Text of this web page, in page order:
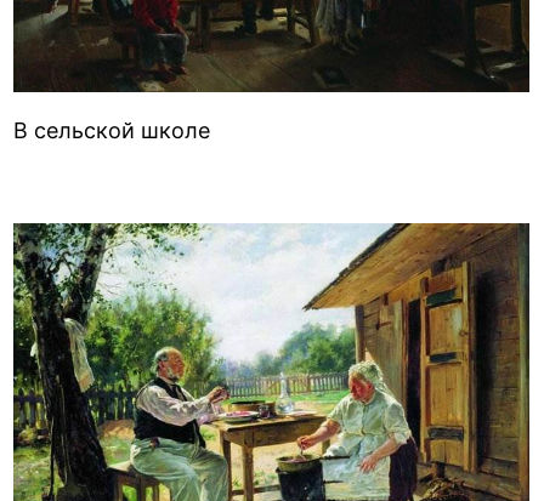
В сельской школе